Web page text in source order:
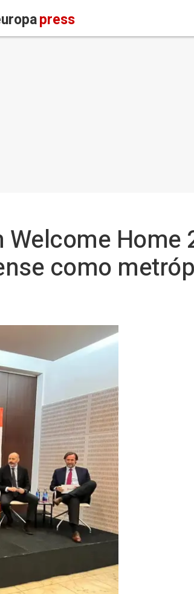
press
Welcome Home
como